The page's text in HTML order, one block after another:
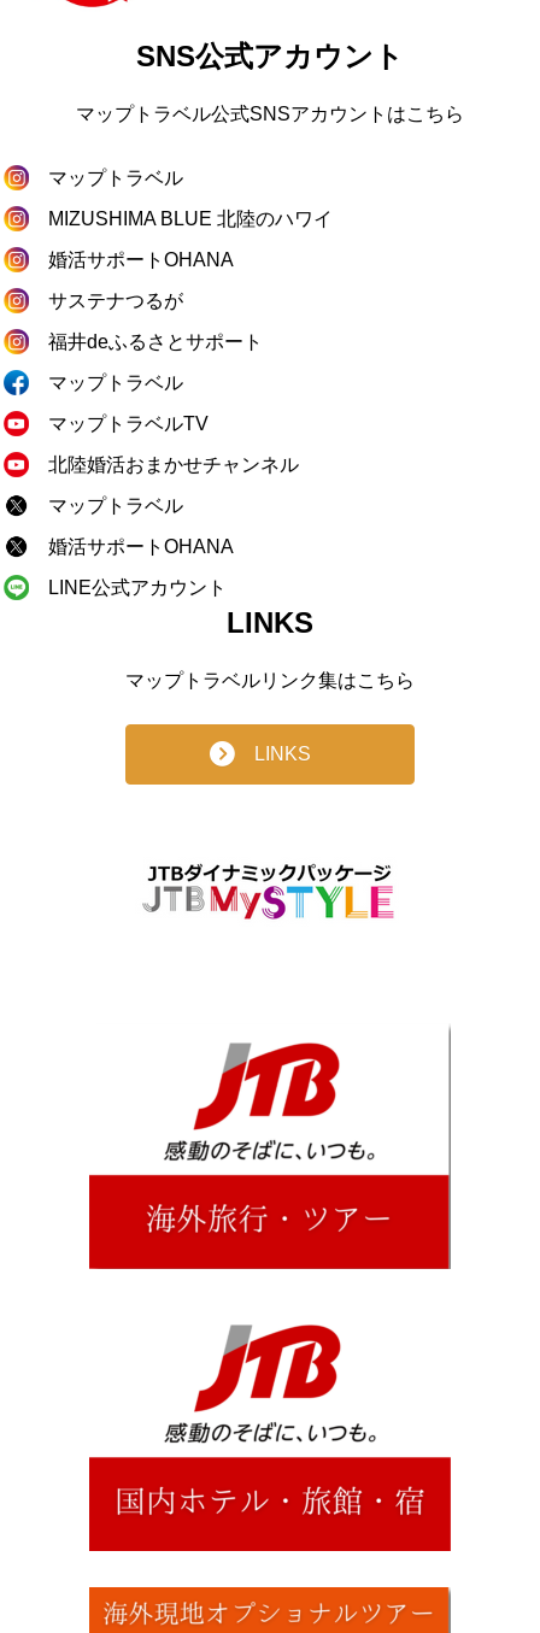
SNS公式アカウント
マップトラベル公式SNSアカウントはこちら
マップトラベル
MIZUSHIMA BLUE 北陸のハワイ
婚活サポートOHANA
サステナつるが
福井deふるさとサポート
マップトラベル
マップトラベルTV
北陸婚活おまかせチャンネル
マップトラベル
婚活サポートOHANA
LINE公式アカウント
LINKS
マップトラベルリンク集はこちら
LINKS